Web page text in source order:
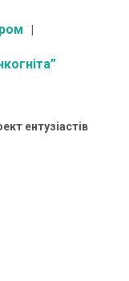
ентузіастів